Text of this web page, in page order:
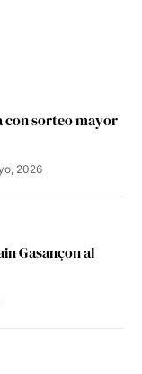
con sorteo mayor
2026
Gasançon al